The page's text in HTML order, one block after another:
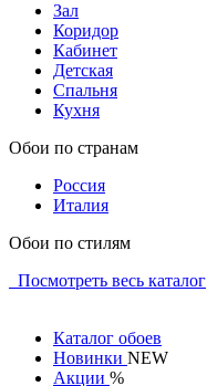
Зал
Коридор
Кабинет
Детская
Спальня
Кухня
Обои по странам
Россия
Италия
Обои по стилям
Посмотреть весь каталог
Каталог обоев
Новинки NEW
Акции %